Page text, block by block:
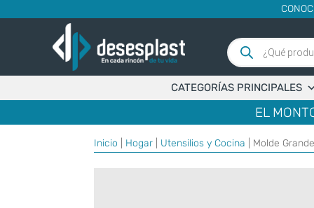
Búsqueda
de
productos
CATEGORÍAS PRINCIPALES
EL
Inicio Hogar Utensilios y Cocina | Molde